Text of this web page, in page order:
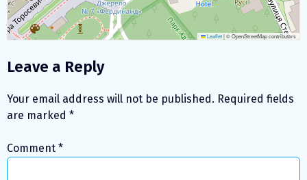
Leaflet|© OpenStreetMap contributors
Leave a Reply
Your email address will not be published. Required fields
are marked *
Comment *